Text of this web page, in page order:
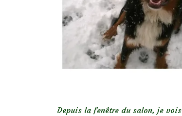
Depuis la fenêtre du salon, je vois